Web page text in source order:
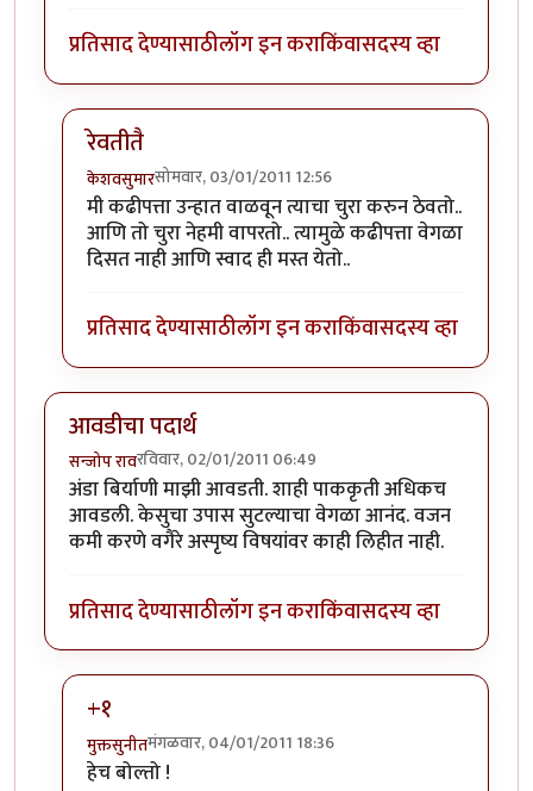
प्रतिसाद देण्यासाठीलॉग इन कराकिंवासदस्य व्हा
रेवतीतै
केशवसुमारसोमवार, 03/01/2011 12:56
In reply toफोटू छान आलेत. पाकृही चांगलीbyरेवती
मी कढीपत्ता उन्हात वाळवून त्याचा चुरा करुन ठेवतो..
आणि तो चुरा नेहमी वापरतो.. त्यामुळे कढीपत्ता वेगळा
दिसत नाही आणि स्वाद ही मस्त येतो..
प्रतिसाद देण्यासाठीलॉग इन कराकिंवासदस्य व्हा
आवडीचा पदार्थ
सन्जोप रावरविवार, 02/01/2011 06:49
अंडा बिर्याणी माझी आवडती. शाही पाककृती अधिकच
आवडली. केसुचा उपास सुटल्याचा वेगळा आनंद. वजन
कमी करणे वगैरे अस्पृष्य विषयांवर काही लिहीत नाही.
प्रतिसाद देण्यासाठीलॉग इन कराकिंवासदस्य व्हा
+१
मुक्तसुनीतमंगळवार, 04/01/2011 18:36
In reply to
हेच बोल्तो !